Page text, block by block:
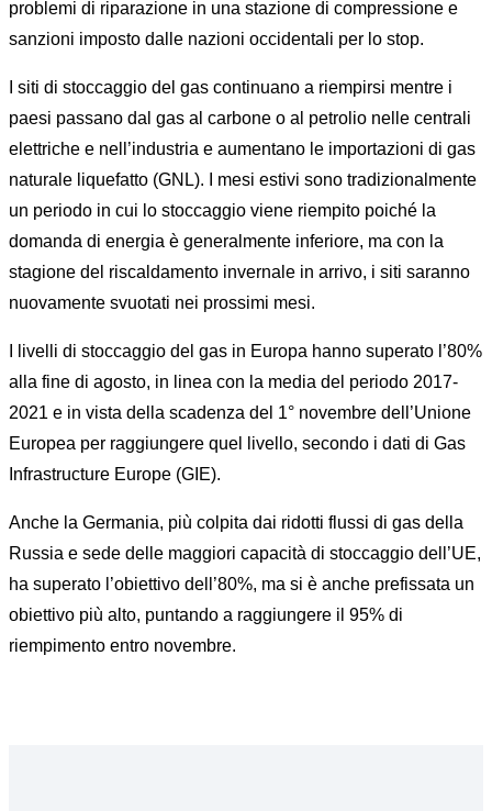
problemi di riparazione in una stazione di compressione e
sanzioni imposto dalle nazioni occidentali per lo stop.
I siti di stoccaggio del gas continuano a riempirsi mentre i
paesi passano dal gas al carbone o al petrolio nelle centrali
elettriche e nell’industria e aumentano le importazioni di gas
naturale liquefatto (GNL). I mesi estivi sono tradizionalmente
un periodo in cui lo stoccaggio viene riempito poiché la
domanda di energia è generalmente inferiore, ma con la
stagione del riscaldamento invernale in arrivo, i siti saranno
nuovamente svuotati nei prossimi mesi.
I livelli di stoccaggio del gas in Europa hanno superato l’80%
alla fine di agosto, in linea con la media del periodo 2017-
2021 e in vista della scadenza del 1° novembre dell’Unione
Europea per raggiungere quel livello, secondo i dati di Gas
Infrastructure Europe (GIE).
Anche la Germania, più colpita dai ridotti flussi di gas della
Russia e sede delle maggiori capacità di stoccaggio dell’UE,
ha superato l’obiettivo dell’80%, ma si è anche prefissata un
obiettivo più alto, puntando a raggiungere il 95% di
riempimento entro novembre.